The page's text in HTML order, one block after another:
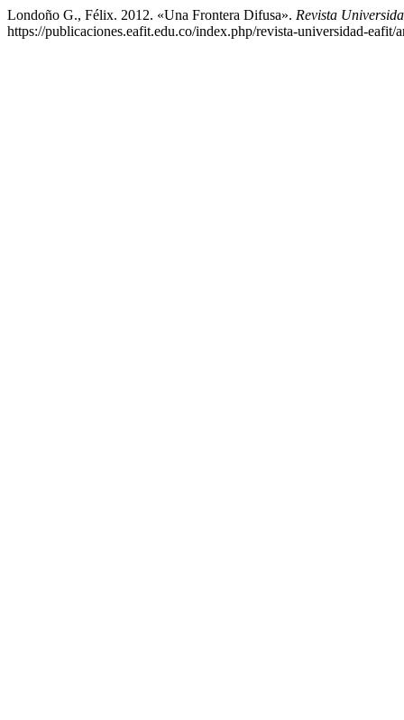
Londoño G., Félix. 2012. «Una Frontera Difusa». Revista
https://publicaciones.eafit.edu.co/index.php/revista-universidad-eafit/